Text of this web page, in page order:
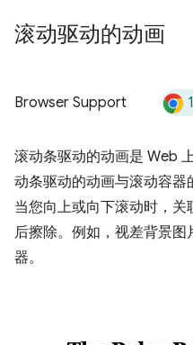
滚动驱动的动画
Browser Support
滚动条驱动的动画是 Web
动条驱动的动画与滚动容器
当您向上或向下滚动时，
后擦除。例如，视差背景
器。